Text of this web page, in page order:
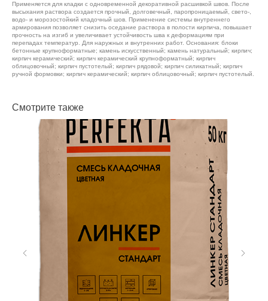
Применяется для кладки с одновременной декоративной расшивкой швов. После
высыхания раствора создается прочный, долговечный, паропроницаемый, свето-,
водо- и морозостойкий кладочный шов. Применение системы внутреннего
армирования позволяет снизить оседание раствора в полости кирпича, повышает
прочность на изгиб и увеличивает устойчивость шва к деформациям при
перепадах температур. Для наружных и внутренних работ. Основания: блоки
бетонные крупноформатные; камень искусственный; камень натуральный; кирпич;
кирпич керамический; кирпич керамический крупноформатный; кирпич
облицовочный; кирпич пустотелый; кирпич рядовой; кирпич силикатный; кирпич
ручной формовки; кирпич керамический; кирпич облицовочный; кирпич пустотелый.
Смотрите также